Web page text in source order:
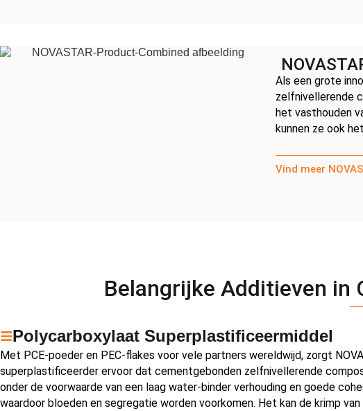
Als een grote
zelfnivellerende
het vasthouden
kunnen ze ook
Vind meer
Belangrijke Additieven in
Polycarboxylaat Superplastificeermiddel
Met PCE-poeder en PEC-flakes voor vele partners wereldwijd, zorgt
superplastificeerder ervoor dat cementgebonden zelfnivellerende
onder de voorwaarde van een laag water-binder verhouding en goede
waardoor bloeden en segregatie worden voorkomen. Het kan de krimp